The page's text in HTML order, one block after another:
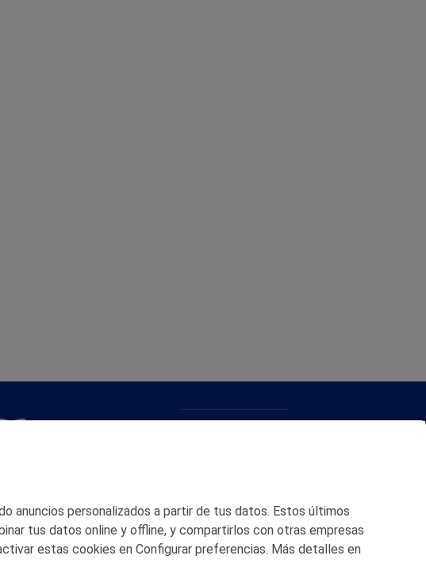
POLITICA DE COOKIES
anuncios personalizados a partir de tus datos. Estos últimos
tus datos online y offline, y compartirlos con otras empresas
estas cookies en Configurar preferencias. Más detalles en